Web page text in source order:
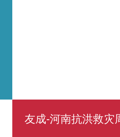
友成-河南抗洪救灾